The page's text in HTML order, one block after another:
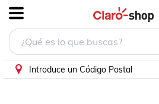
Introduce un Código Postal
Maza Qx56 Armada Pathfinder Titan